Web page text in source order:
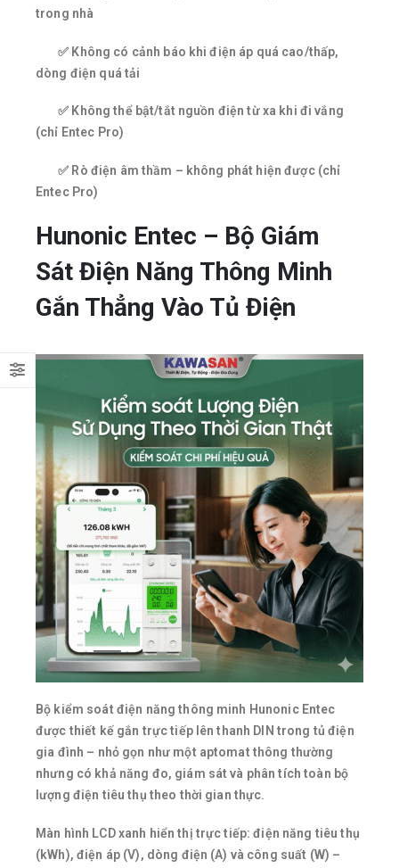
trong nhà
✅ Không có cảnh báo khi điện áp quá cao/thấp,
dòng điện quá tải
✅ Không thể bật/tắt nguồn điện từ xa khi đi vắng
(chỉ Entec Pro)
✅ Rò điện âm thầm – không phát hiện được (chỉ
Entec Pro)
Hunonic Entec – Bộ Giám
Sát Điện Năng Thông Minh
Gắn Thẳng Vào Tủ Điện
Bộ kiểm soát điện năng thông minh Hunonic Entec
được thiết kế gắn trực tiếp lên thanh DIN trong tủ điện
gia đình – nhỏ gọn như một aptomat thông thường
nhưng có khả năng đo, giám sát và phân tích toàn bộ
lượng điện tiêu thụ theo thời gian thực.
Màn hình LCD xanh hiển thị trực tiếp: điện năng tiêu thụ
(kWh), điện áp (V), dòng điện (A) và công suất (W) –